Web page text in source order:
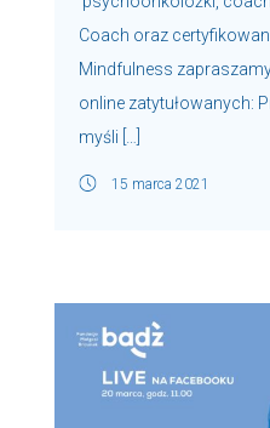
Coach oraz
Mindfulness
online zatytułowanych:
myśli […]
15 marca 2021